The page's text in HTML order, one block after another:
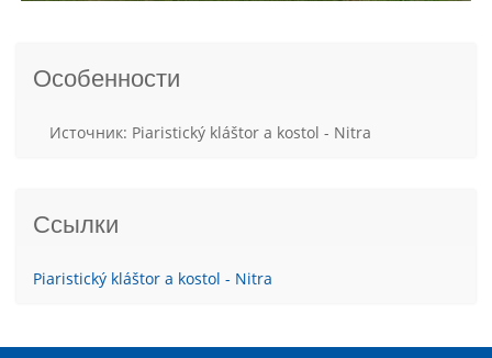
Особенности
Источник: Piaristický kláštor a kostol - Nitra
Ссылки
Piaristický kláštor a kostol - Nitra